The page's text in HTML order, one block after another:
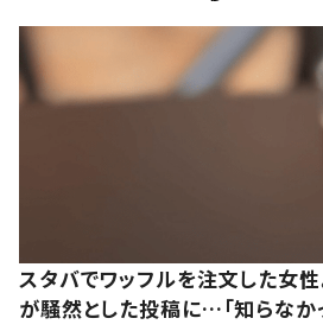
スタバでワッフルを注文した女性
が騒然とした投稿に…「知らなか